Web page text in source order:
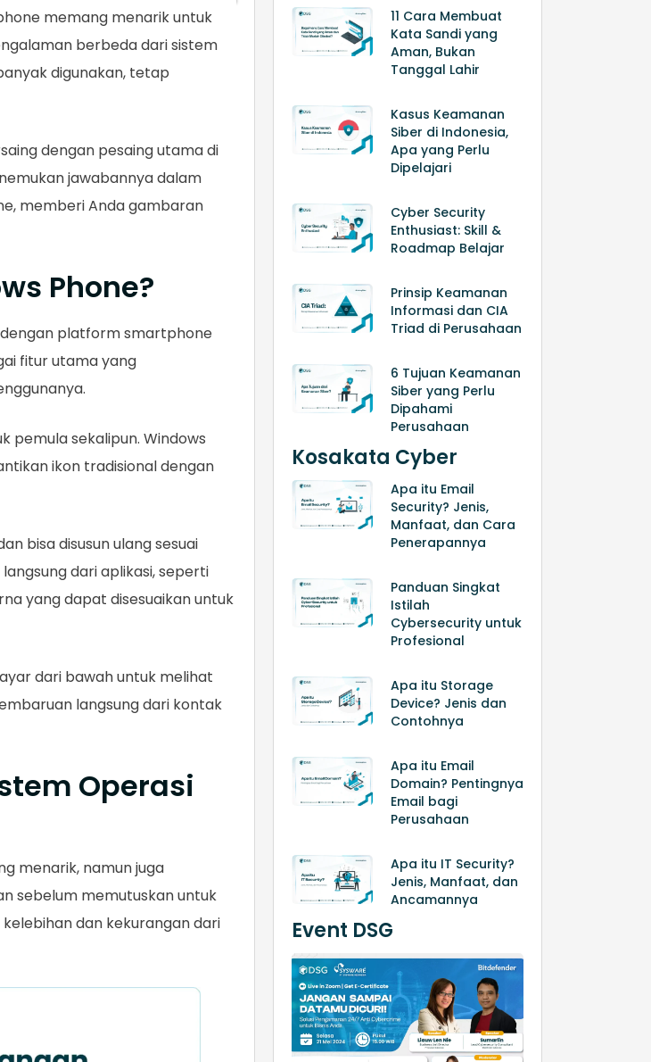
memang menarik untuk
berbeda dari sistem
digunakan, tetap
dengan pesaing utama di
jawabannya dalam
memberi Anda gambaran
Phone​​​?
dengan platform smartphone
fitur utama yang
pemula sekalipun. Windows
ikon tradisional dengan
bisa disusun ulang sesuai
dari aplikasi, seperti
yang dapat disesuaikan untuk
dari bawah untuk melihat
langsung dari kontak
Operasi
menarik, namun juga
sebelum memutuskan untuk
dan kekurangan dari
11 Cara Membuat
Kata Sandi yang
Aman, Bukan
Tanggal Lahir
Kasus Keamanan
Siber di Indonesia,
Apa yang Perlu
Dipelajari
Cyber Security
Enthusiast: Skill &
Roadmap Belajar
Prinsip Keamanan
Informasi dan CIA
Triad di Perusahaan
6 Tujuan Keamanan
Siber yang Perlu
Dipahami
Perusahaan
Kosakata Cyber
Apa itu Email
Security? Jenis,
Manfaat, dan Cara
Penerapannya
Panduan Singkat
Istilah
Cybersecurity untuk
Profesional
Apa itu Storage
Device? Jenis dan
Contohnya
Apa itu Email
Domain? Pentingnya
Email bagi
Perusahaan
Apa itu IT Security?
Jenis, Manfaat, dan
Ancamannya
Event DSG